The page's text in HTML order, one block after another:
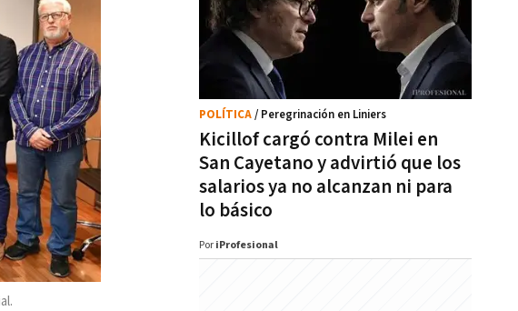
Kicillof cargó contra Milei en
San Cayetano y advirtió que los
salarios ya no alcanzan ni para
lo básico
POLÍTICA/ Peregrinación en Liniers
Por iProfesional